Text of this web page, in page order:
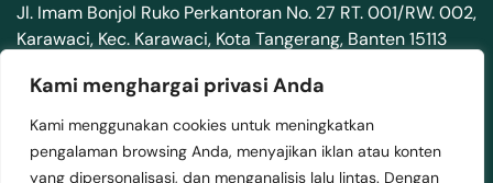
Kami menghargai privasi Anda
Kami menggunakan cookies untuk meningkatkan
pengalaman browsing Anda, menyajikan iklan atau konten
yang dipersonalisasi, dan menganalisis lalu lintas. Dengan
Jl. Imam Bonjol Ruko Perkantoran No. 27 RT. 001/RW. 002,
Karawaci, Kec. Karawaci, Kota Tangerang, Banten 15113
2025 © Mediamaz Visa . All rights reserved.